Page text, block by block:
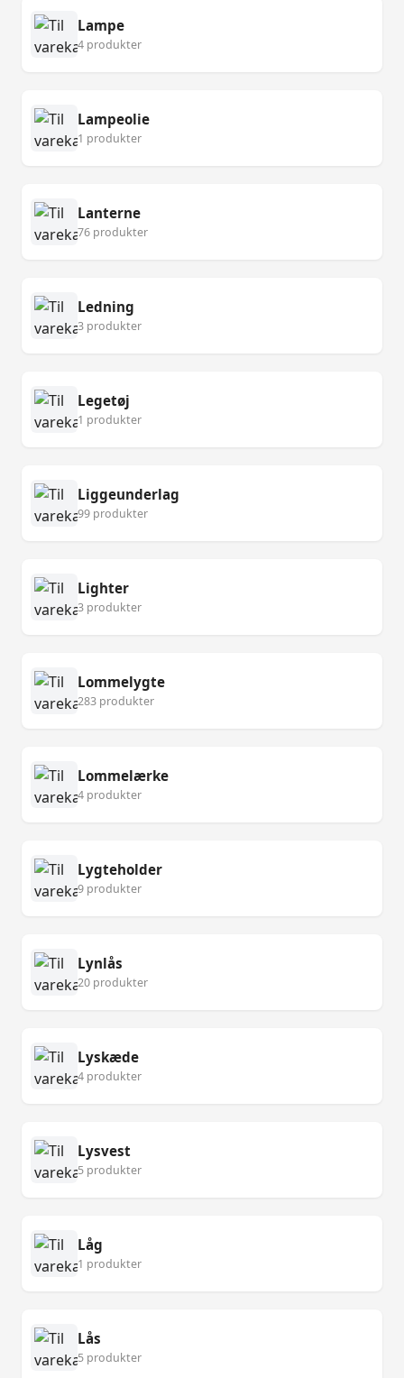
Lampe
4 produkter
Lampeolie
1 produkter
Lanterne
76 produkter
Ledning
3 produkter
Legetøj
1 produkter
Liggeunderlag
99 produkter
Lighter
3 produkter
Lommelygte
283 produkter
Lommelærke
4 produkter
Lygteholder
9 produkter
Lynlås
20 produkter
Lyskæde
4 produkter
Lysvest
5 produkter
Låg
1 produkter
Lås
5 produkter